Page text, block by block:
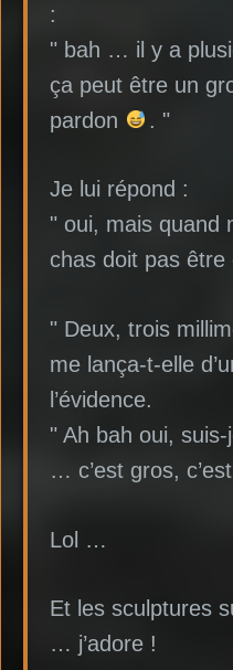
:
" bah … il y a
ça peut être un
pardon
. "
Je lui répond :
" oui, mais
chas doit pas
" Deux, trois
me lança-t-elle
l’évidence.
" Ah bah oui,
… c’est gros,
Lol …
Et les sculptures
… j’adore !